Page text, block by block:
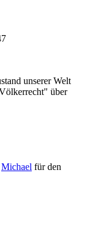
unserer Welt
über
Michael für den